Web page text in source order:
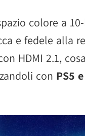
colore a
e fedele alla
HDMI 2.1,
con PS5